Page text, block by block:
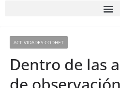
ACTIVIDADES CODHET
Dentro de las